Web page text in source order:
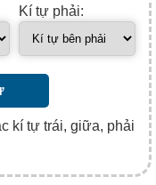
Kí tự phải:
kí tự trái, giữa, phải